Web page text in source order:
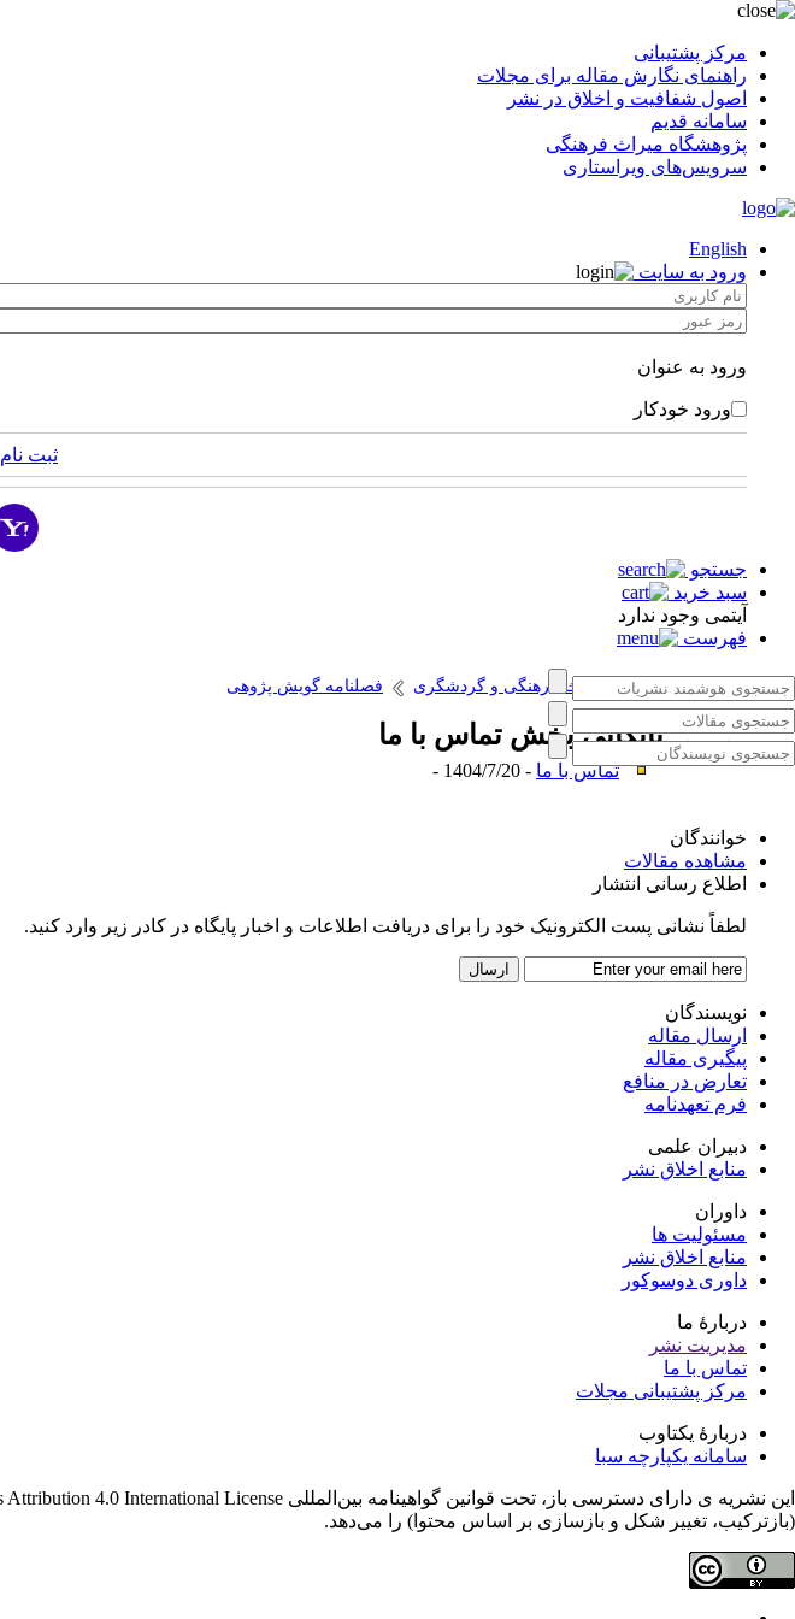
مرکز پشتیبانی
راهنمای نگارش مقاله برای مجلات
اصول شفافیت و اخلاق در نشر
سامانه قدیم
پژوهشگاه میراث فرهنگی
سرویس‌های ویراستاری
English
ورود به سایت
ورود به عنوان
ورود خودکار
ثبت نام
جستجو
سبد خرید
آیتمی وجود ندارد
فهرست
انتشارات پژوهشگاه میراث فرهنگی و گردشگری فصلنامه گویش پژوهی
تماس با مابایگانی بخش تماس با ما
تماس با ما - 1404/7/20 -
خوانندگان
مشاهده مقالات
اطلاع رسانی انتشار
لطفاً نشانی پست الکترونیک خود را برای دریافت اطلاعات و اخبار پایگاه در کادر زیر وارد کنید.
نویسندگان
ارسال مقاله
پیگیری مقاله
تعارض در منافع
فرم تعهدنامه
دبیران علمی
منابع اخلاق نشر
داوران
مسئولیت ها
منابع اخلاق نشر
داوری دوسوکور
دربارۀ ما
مدیریت نشر
تماس با ما
مرکز پشتیبانی مجلات
دربارۀ یکتاوب
سامانه یکپارچه سبا
(بازترکیب، تغییر شکل و بازسازی بر اساس محتوا) را می‌دهد.